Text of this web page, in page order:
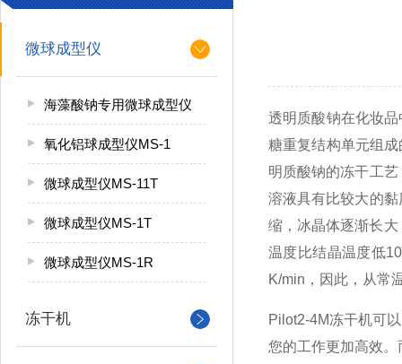
微球成型仪
海藻酸钠专用微球成型仪
氧化铝球成型仪MS-1
微球成型仪MS-11T
微球成型仪MS-1T
微球成型仪MS-1R
冻干机
透明质酸钠在化妆
糖重复结构单元组
明质酸钠的冻干工艺
溶液具有比较大的
缩，冰晶体逐渐长
温度比结晶温度低
K/min，因此，从常
Pilot2-4M冻干机可
您的工作更加高效